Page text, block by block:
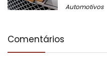
Automotivos
Comentários